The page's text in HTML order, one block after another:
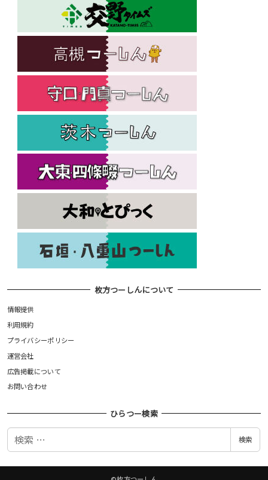
枚方つーしんについて
情報提供
利用規約
プライバシーポリシー
運営会社
広告掲載について
お問い合わせ
ひらつー検索
検
検索